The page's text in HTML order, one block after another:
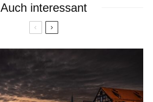
Auch interessant